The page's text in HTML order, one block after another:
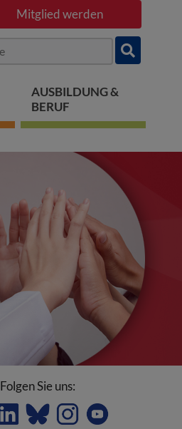
Mitglied werden
AUSBILDUNG &
BERUF
Folgen Sie uns: